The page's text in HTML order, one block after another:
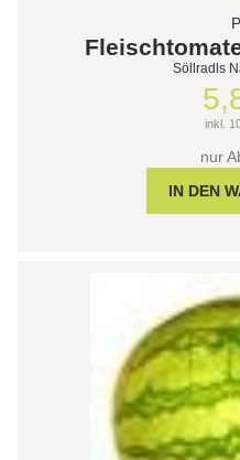
Söllradls
inkl.
nur